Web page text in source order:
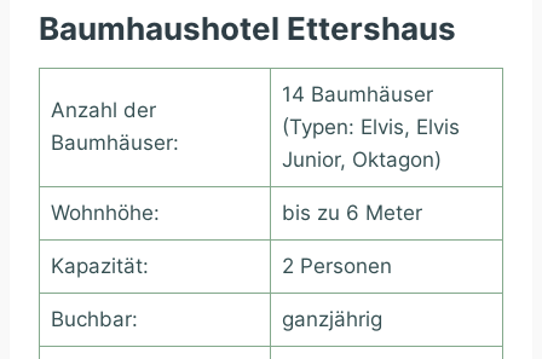
Baumhaushotel Ettershaus
Anzahl der
Baumhäuser:
14 Baumhäuser
(Typen: Elvis, Elvis
Junior, Oktagon)
Wohnhöhe: bis zu 6 Meter
Kapazität: 2 Personen
Buchbar: ganzjährig